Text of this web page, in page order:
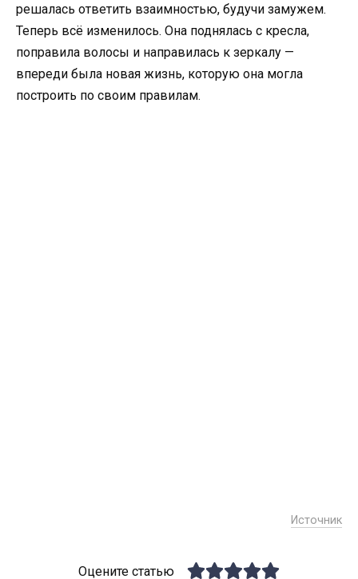
решалась ответить взаимностью, будучи замужем.
Теперь всё изменилось. Она поднялась с кресла,
поправила волосы и направилась к зеркалу —
впереди была новая жизнь, которую она могла
построить по своим правилам.
Источник
Оцените статью